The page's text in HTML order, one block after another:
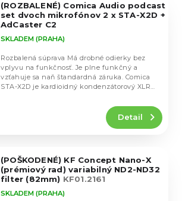
(ROZBALENÉ) Comica Audio podcast
set dvoch mikrofónov 2 x STA-X2D +
AdCaster C2
SKLADEM (PRAHA)
Detail
Rozbalená súprava Má drobné odierky bez
vplyvu na funkčnosť. Je plne funkčný a
vzťahuje sa naň štandardná záruka. Comica
STA-X2D je kardioidný kondenzátorový XLR
(POŠKODENÉ) KF Concept Nano-X
(prémiový rad) variabilný ND2-ND32
filter (82mm) KF01.2161
SKLADEM (PRAHA)